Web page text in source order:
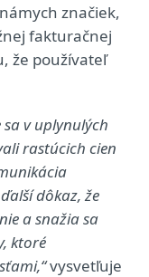
značiek,
fakturačnej
že používateľ
v uplynulých
rastúcich cien
dôkaz, že
a snažia sa
ktoré
vysvetľuje